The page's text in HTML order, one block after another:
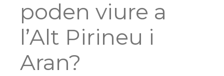
poden viure a
l’Alt Pirineu i
Aran?